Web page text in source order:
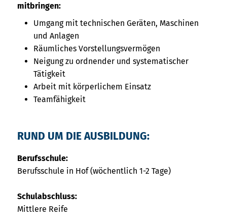
mitbringen:
Umgang mit technischen Geräten, Maschinen
und Anlagen
Räumliches Vorstellungsvermögen
Neigung zu ordnender und systematischer
Tätigkeit
Arbeit mit körperlichem Einsatz
Teamfähigkeit
RUND UM DIE AUSBILDUNG:
Berufsschule:
Berufsschule in Hof (wöchentlich 1-2 Tage)
Schulabschluss:
Mittlere Reife